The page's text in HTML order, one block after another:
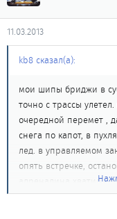
11.03.2013
kb8 сказал(а):
мои шипы бриджи в
точно с трассы
очередной перемет ,
снега по капот, в
лед. в управляемом
опять встречке,
адреналина хватил